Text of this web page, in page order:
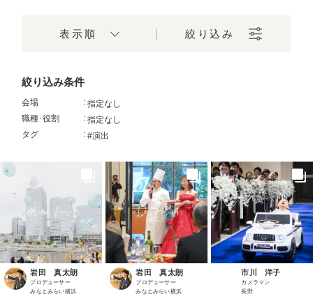
表示順 絞り込み
絞り込み条件
会場 :指定なし
職種･役割
:指定なし
タグ
:#演出
岩田 真太朗
プロデューサー
みなとみらい横浜
岩田 真太朗
プロデューサー
みなとみらい横浜
市川 洋子
カメラマン
長野
アニヴェルセルの想い
アニヴェルセルの姿勢
スタッフスナップ
ふたりの体験談
式場のご案内
お知らせ